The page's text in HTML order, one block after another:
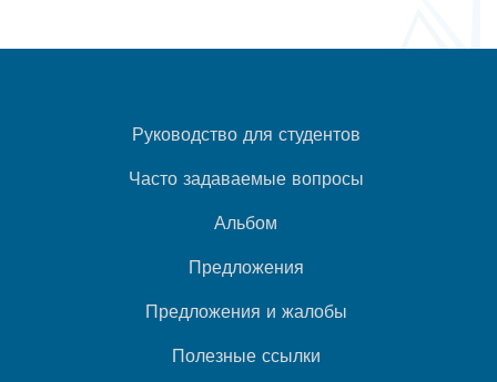
Руководство для студентов
Часто задаваемые вопросы
Альбом
Предложения
Предложения и жалобы
Полезные ссылки